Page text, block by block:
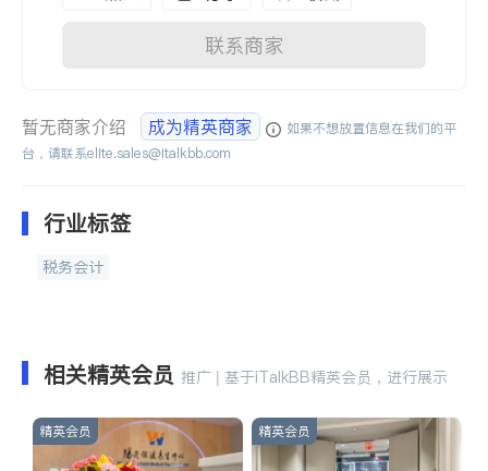
联系商家
暂无商家介绍 成为精英商家
如果不想放置信息在我们的平
台，请联系elite.sales@italkbb.com
行业标签
税务会计
相关精英会员 推广 | 基于iTalkBB精英会员，进行展示
精英会员 精英会员